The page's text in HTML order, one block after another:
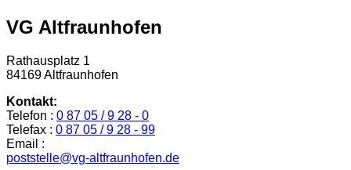
VG Altfraunhofen
Rathausplatz 1
84169 Altfraunhofen
Kontakt:
Telefon : 0 87 05 / 9 28 - 0
Telefax : 0 87 05 / 9 28 - 99
Email :
poststelle@vg-altfraunhofen.de